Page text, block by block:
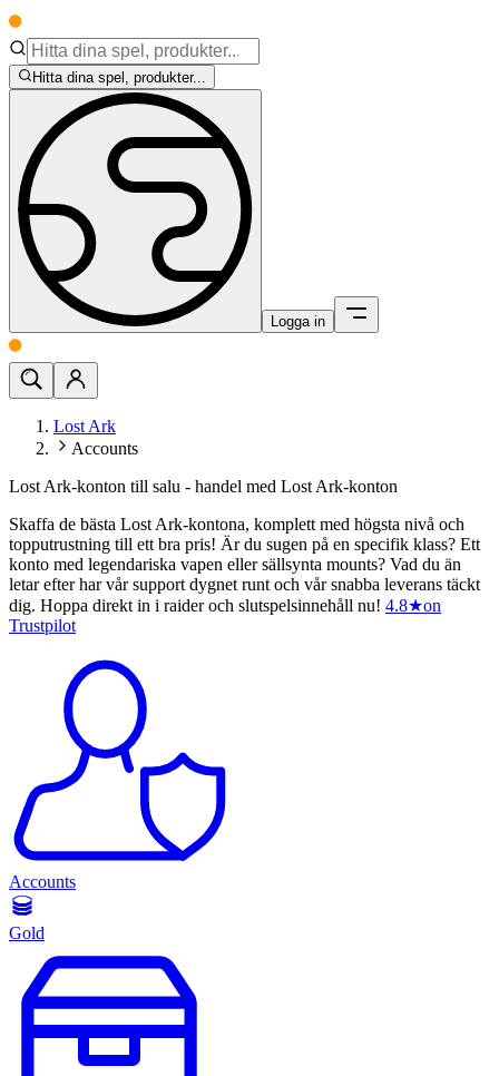
Hitta dina spel, produkter...
Logga in
Lost Ark
Accounts
Lost Ark-konton till salu - handel med Lost Ark-konton
Skaffa de bästa Lost Ark-kontona, komplett med högsta nivå och
topputrustning till ett bra pris! Är du sugen på en specifik klass? Ett
konto med legendariska vapen eller sällsynta mounts? Vad du än
letar efter har vår support dygnet runt och vår snabba leverans täckt
dig. Hoppa direkt in i raider och slutspelsinnehåll nu! 4.8★on
Trustpilot
Accounts
Gold